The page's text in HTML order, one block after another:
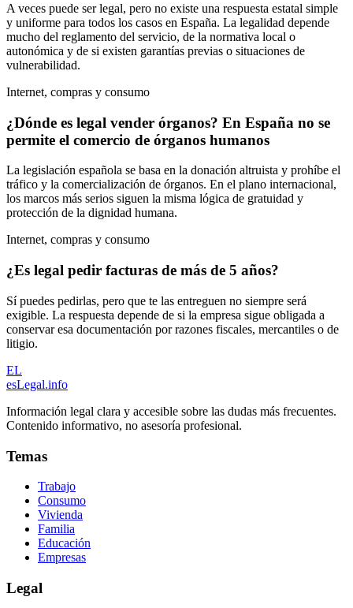
A veces puede ser legal, pero no existe una respuesta estatal simple
y uniforme para todos los casos en España. La legalidad depende
mucho del reglamento del servicio, de la normativa local o
autonómica y de si existen garantías previas o situaciones de
vulnerabilidad.
Internet, compras y consumo
¿Dónde es legal vender órganos? En España no se
permite el comercio de órganos humanos
La legislación española se basa en la donación altruista y prohíbe el
tráfico y la comercialización de órganos. En el plano internacional,
los marcos más serios siguen la misma lógica de gratuidad y
protección de la dignidad humana.
Internet, compras y consumo
¿Es legal pedir facturas de más de 5 años?
Sí puedes pedirlas, pero que te las entreguen no siempre será
exigible. La respuesta depende de si la empresa sigue obligada a
conservar esa documentación por razones fiscales, mercantiles o de
litigio.
EL
esLegal.info
Información legal clara y accesible sobre las dudas más frecuentes.
Contenido informativo, no asesoría profesional.
Temas
Trabajo
Consumo
Vivienda
Familia
Educación
Empresas
Legal